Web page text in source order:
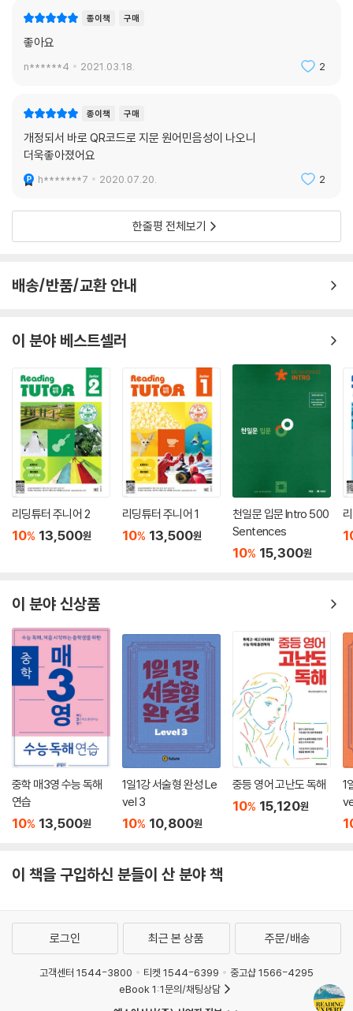
종이책 구매
좋아요
n******4 2021.03.18. 2
종이책 구매
개정되서 바로 QR코드로 지문 원어민음성이 나오니
더욱좋아졌어요
h*******7 2020.07.20. 2
한줄평 전체보기
배송/반품/교환 안내
이 분야 베스트셀러
리딩튜터 주니어 2
10% 13,500원
리딩튜터 주니어 1
10% 13,500원
천일문 입문 Intro 500
Sentences
10% 15,300원
이 분야 신상품
중학 매3영 수능 독해
연습
10% 13,500원
1일1강 서술형 완성 Le
vel 3
10% 10,800원
중등 영어 고난도 독해
10% 15,120원
1
이 책을 구입하신 분들이 산 분야 책
로그인 최근 본 상품 주문/배송
고객센터 1544-3800 티켓 1544-6399
중고샵 1566-4295
eBook 1:1문의/채팅상담